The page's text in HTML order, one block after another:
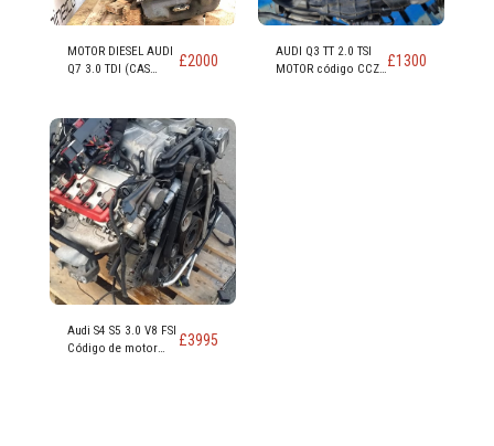
MOTOR DIESEL AUDI
Q7 3.0 TDI (CAS
£2000
AUDI Q3 TT 2.0 TSI
MOTOR código CCZ
£1300
Audi S4 S5 3.0 V8 FSI
Código de motor
£3995